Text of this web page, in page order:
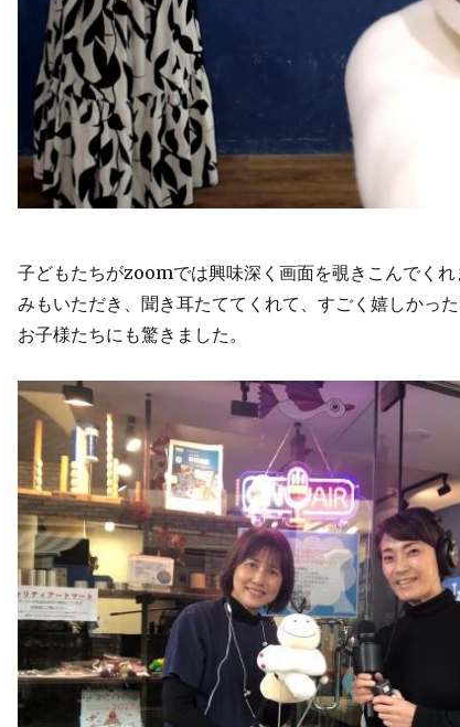
子どもたちがzoomでは興味深く画面を覗きこんでく
みもいただき、聞き耳たててくれて、すごく嬉しかっ
お子様たちにも驚きました。